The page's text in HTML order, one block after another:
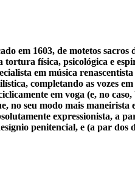
em 1603, de motetos sacros
física, psicológica e
em música
completando as vozes
em voga (e, no
no seu modo mais
expressionista, a
penitencial, e (a par